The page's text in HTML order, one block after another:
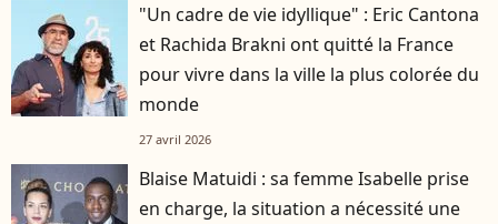
"Un cadre de vie idyllique" : Eric Cantona
et Rachida Brakni ont quitté la France
pour vivre dans la ville la plus colorée du
monde
27 avril 2026
Blaise Matuidi : sa femme Isabelle prise
en charge, la situation a nécessité une